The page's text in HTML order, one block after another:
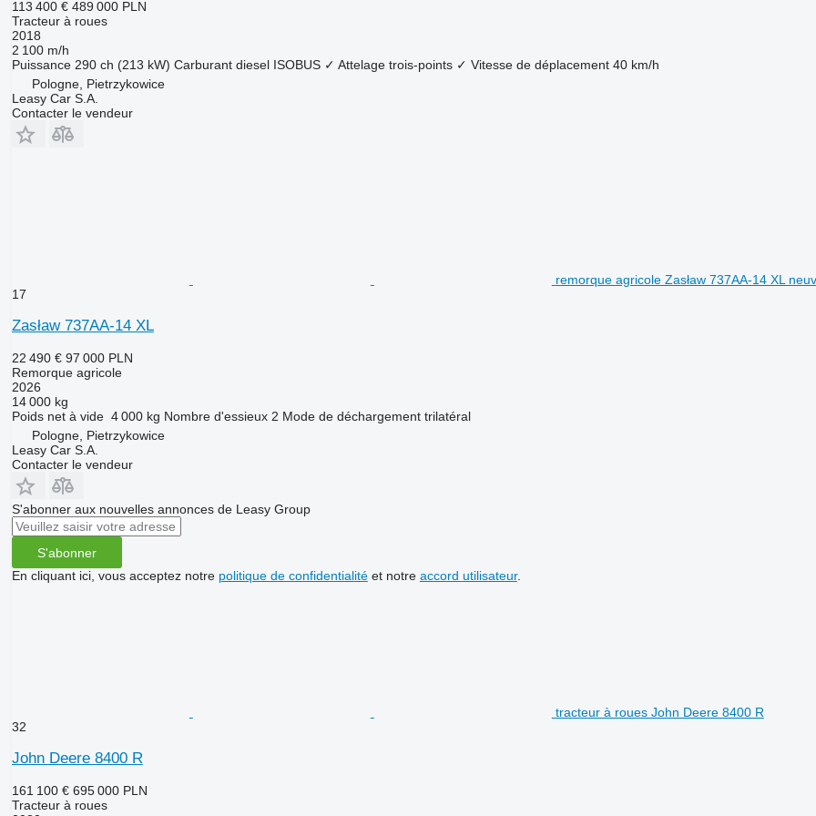
113 400 € 489 000 PLN
Tracteur à roues
2018
2 100 m/h
Puissance 290 ch (213 kW) Carburant diesel ISOBUS ✓ Attelage trois-points ✓ Vitesse de déplacement 40 km/h
Pologne, Pietrzykowice
Leasy Car S.A.
Contacter le vendeur
remorque agricole Zasław 737AA-14 XL
17
Zasław 737AA-14 XL
22 490 € 97 000 PLN
Remorque agricole
2026
14 000 kg
Poids net à vide 4 000 kg Nombre d'essieux 2 Mode de déchargement trilatéral
Pologne, Pietrzykowice
Leasy Car S.A.
Contacter le vendeur
S'abonner aux nouvelles annonces de Leasy Group
S'abonner
En cliquant ici, vous acceptez notre politique de confidentialitéet notre accord utilisateur.
tracteur à roues John Deere 8400 R
32
John Deere 8400 R
161 100 € 695 000 PLN
Tracteur à roues